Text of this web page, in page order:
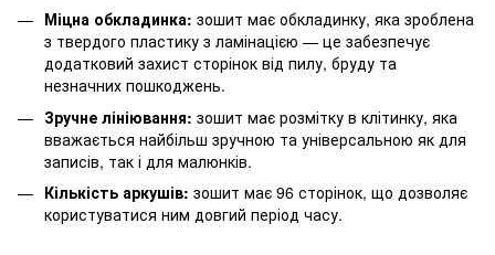
Міцна обкладинка: зошит має обкладинку, яка зроблена
з твердого пластику з ламінацією — це забезпечує
додатковий захист сторінок від пилу, бруду та
незначних пошкоджень.
Зручне лініювання: зошит має розмітку в клітинку, яка
вважається найбільш зручною та універсальною як для
записів, так і для малюнків.
Кількість аркушів: зошит має 96 сторінок, що дозволяє
користуватися ним довгий період часу.